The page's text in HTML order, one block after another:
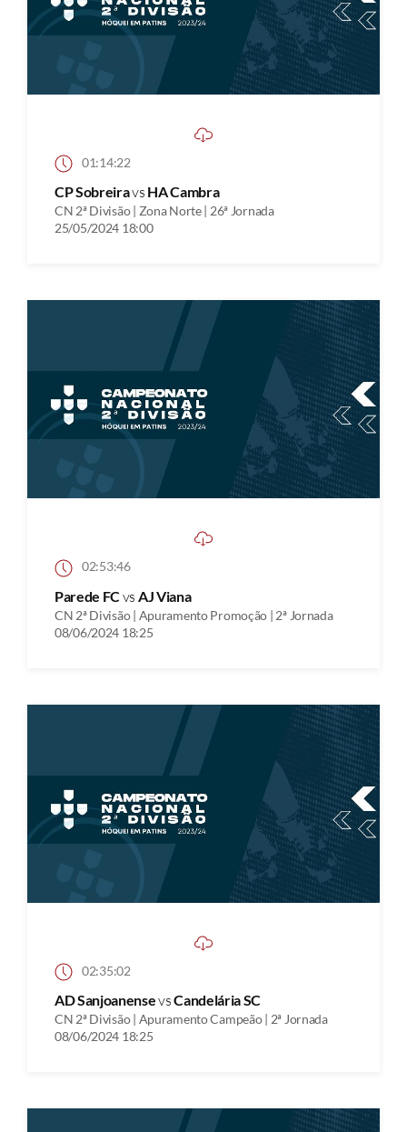
01:14:22
CP Sobreiravs HA Cambra
CN 2ª Divisão | Zona Norte | 26ª Jornada
25/05/2024 18:00
02:53:46
Parede FCvs AJ Viana
CN 2ª Divisão | Apuramento Promoção | 2ª Jornada
08/06/2024 18:25
02:35:02
AD SanjoanensevsCandelária SC
CN 2ª Divisão | Apuramento Campeão | 2ª Jornada
08/06/2024 18:25